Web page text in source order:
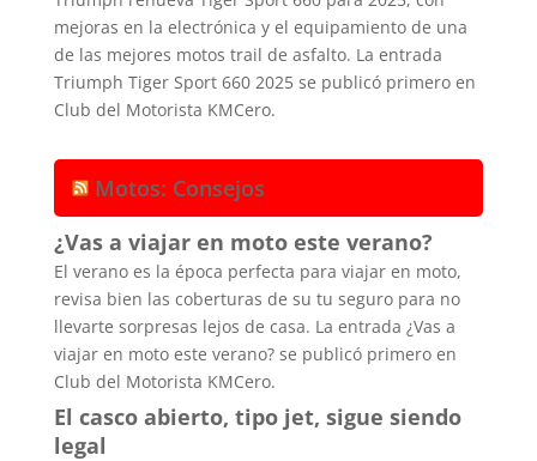
mejoras en la electrónica y el equipamiento de una
de las mejores motos trail de asfalto. La entrada
Triumph Tiger Sport 660 2025 se publicó primero en
Club del Motorista KMCero.
Motos: Consejos
¿Vas a viajar en moto este verano?
El verano es la época perfecta para viajar en moto,
revisa bien las coberturas de su tu seguro para no
llevarte sorpresas lejos de casa. La entrada ¿Vas a
viajar en moto este verano? se publicó primero en
Club del Motorista KMCero.
El casco abierto, tipo jet, sigue siendo
legal